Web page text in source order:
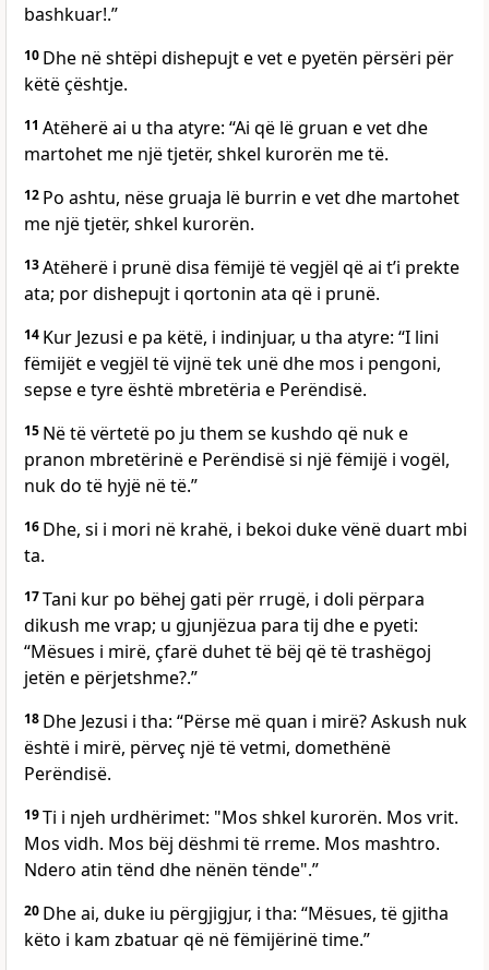
bashkuar!.”
10 Dhe në shtëpi dishepujt e vet e pyetën përsëri për
këtë çështje.
11 Atëherë ai u tha atyre: “Ai që lë gruan e vet dhe
martohet me një tjetër, shkel kurorën me të.
12 Po ashtu, nëse gruaja lë burrin e vet dhe martohet
me një tjetër, shkel kurorën.
13Atëherë i prunë disa fëmijë të vegjël që ai t’i prekte
ata; por dishepujt i qortonin ata që i prunë.
14 Kur Jezusi e pa këtë, i indinjuar, u tha atyre: “I lini
fëmijët e vegjël të vijnë tek unë dhe mos i pengoni,
sepse e tyre është mbretëria e Perëndisë.
15 Në të vërtetë po ju them se kushdo që nuk e
pranon mbretërinë e Perëndisë si një fëmijë i vogël,
nuk do të hyjë në të.”
16 Dhe, si i mori në krahë, i bekoi duke vënë duart mbi
ta.
17Tani kur po bëhej gati për rrugë, i doli përpara
dikush me vrap; u gjunjëzua para tij dhe e pyeti:
“Mësues i mirë, çfarë duhet të bëj që të trashëgoj
jetën e përjetshme?.”
18 Dhe Jezusi i tha: “Përse më quan i mirë? Askush nuk
është i mirë, përveç një të vetmi, domethënë
Perëndisë.
19Ti i njeh urdhërimet: "Mos shkel kurorën. Mos vrit.
Mos vidh. Mos bëj dëshmi të rreme. Mos mashtro.
Ndero atin tënd dhe nënën tënde".”
20 Dhe ai, duke iu përgjigjur, i tha: “Mësues, të gjitha
këto i kam zbatuar që në fëmijërinë time.”